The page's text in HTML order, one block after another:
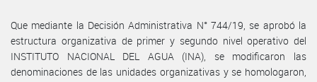
Que mediante la Decisión Administrativa N° 744/19, se aprobó la
estructura organizativa de primer y segundo nivel operativo del
INSTITUTO NACIONAL DEL AGUA (INA), se modificaron las
denominaciones de las unidades organizativas y se homologaron,